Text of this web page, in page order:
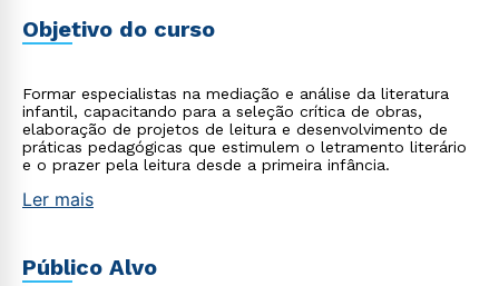
Objetivo do curso
Formar especialistas na mediação e análise da literatura
infantil, capacitando para a seleção crítica de obras,
elaboração de projetos de leitura e desenvolvimento de
práticas pedagógicas que estimulem o letramento literário
e o prazer pela leitura desde a primeira infância.
Ler mais
Público Alvo